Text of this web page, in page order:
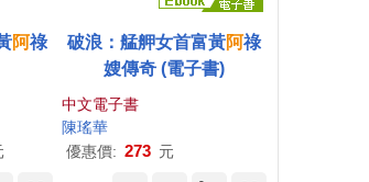
阿祿
破浪：艋舺女首富黃阿祿
嫂傳奇 (電子書)
中文電子書
陳瑤華
優惠價: 273 元